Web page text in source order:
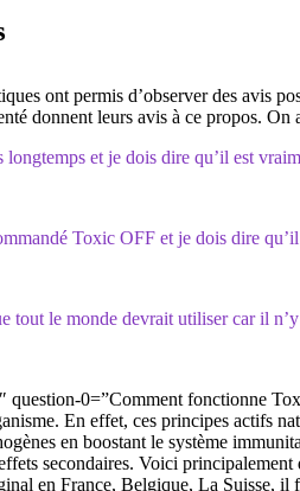
ont permis d’observer des avis
donnent leurs avis à ce propos.
longtemps et je dois dire qu’il est
Toxic OFF et je dois dire
tout le monde devrait utiliser car il
question-0=”Comment fonctionne
En effet, ces principes actifs
en boostant le système
secondaires. Voici
en France, Belgique, La Suisse, il